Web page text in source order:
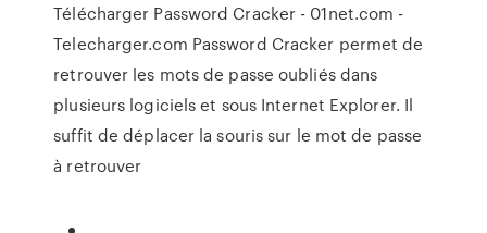
Télécharger Password Cracker - 01net.com -
Telecharger.com Password Cracker permet de
retrouver les mots de passe oubliés dans
plusieurs logiciels et sous Internet Explorer. Il
suffit de déplacer la souris sur le mot de passe
à retrouver